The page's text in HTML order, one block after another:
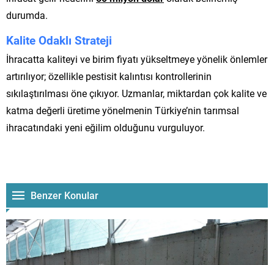
durumda.
Kalite Odaklı Strateji
İhracatta kaliteyi ve birim fiyatı yükseltmeye yönelik önlemler
artırılıyor; özellikle pestisit kalıntısı kontrollerinin
sıkılaştırılması öne çıkıyor. Uzmanlar, miktardan çok kalite ve
katma değerli üretime yönelmenin Türkiye’nin tarımsal
ihracatındaki yeni eğilim olduğunu vurguluyor.
Benzer Konular